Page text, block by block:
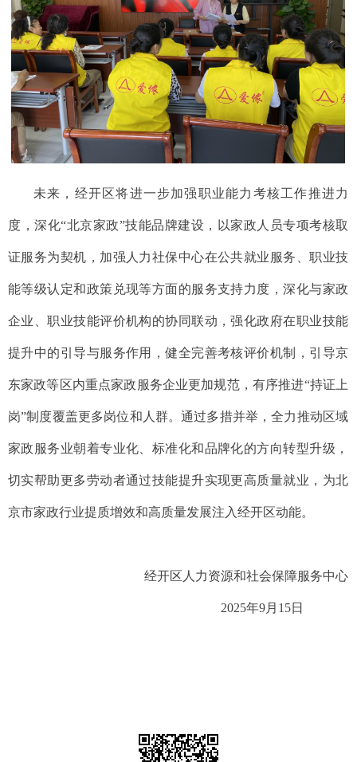
未来，经开区将进一步加强职业能力考核工作推进力
度，深化“北京家政”技能品牌建设，以家政人员专项考核取
证服务为契机，加强人力社保中心在公共就业服务、职业技
能等级认定和政策兑现等方面的服务支持力度，深化与家政
企业、职业技能评价机构的协同联动，强化政府在职业技能
提升中的引导与服务作用，健全完善考核评价机制，引导京
东家政等区内重点家政服务企业更加规范，有序推进“持证上
岗”制度覆盖更多岗位和人群。通过多措并举，全力推动区域
家政服务业朝着专业化、标准化和品牌化的方向转型升级，
切实帮助更多劳动者通过技能提升实现更高质量就业，为北
京市家政行业提质增效和高质量发展注入经开区动能。
经开区人力资源和社会保障服务中心
2025年9月15日